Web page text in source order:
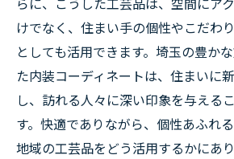
けでなく、住まい手の個性やこだわ
としても活用できます。埼玉の豊か
た内装コーディネートは、住まいに
し、訪れる人々に深い印象を与える
す。快適でありながら、個性あふれ
地域の工芸品をどう活用するかにあり